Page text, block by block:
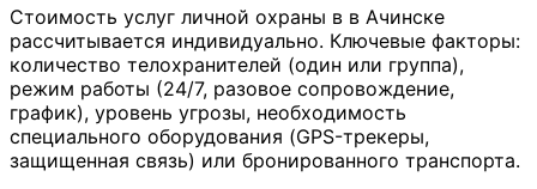
Стоимость услуг личной охраны в в Ачинске
рассчитывается индивидуально. Ключевые факторы:
количество телохранителей (один или группа),
режим работы (24/7, разовое сопровождение,
график), уровень угрозы, необходимость
специального оборудования (GPS-трекеры,
защищенная связь) или бронированного транспорта.